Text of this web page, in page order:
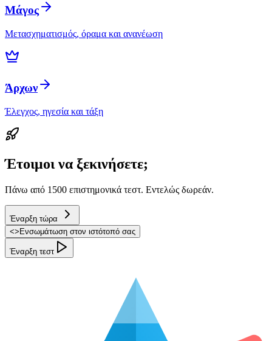
Μάγος
Μετασχηματισμός, όραμα και ανανέωση
Άρχων
Έλεγχος, ηγεσία και τάξη
Έτοιμοι να ξεκινήσετε;
Πάνω από 1500 επιστημονικά τεστ. Εντελώς δωρεάν.
Έναρξη τώρα
<> Ενσωμάτωση στον ιστότοπό σας
Έναρξη τεστ